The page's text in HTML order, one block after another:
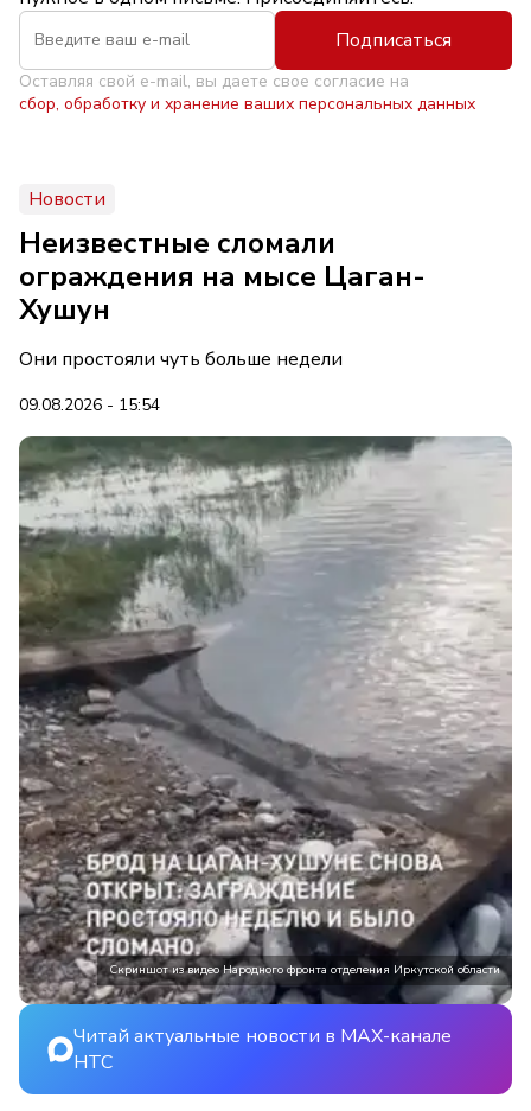
Подписаться
Оставляя свой e-mail, вы даете свое согласие на
сбор, обработку и хранение ваших персональных данных
Новости
Неизвестные сломали
ограждения на мысе Цаган-
Хушун
Они простояли чуть больше недели
09.08.2026 - 15:54
Скриншот из видео Народного фронта отделения Иркутской области
Читай актуальные новости в MAX-канале
НТС